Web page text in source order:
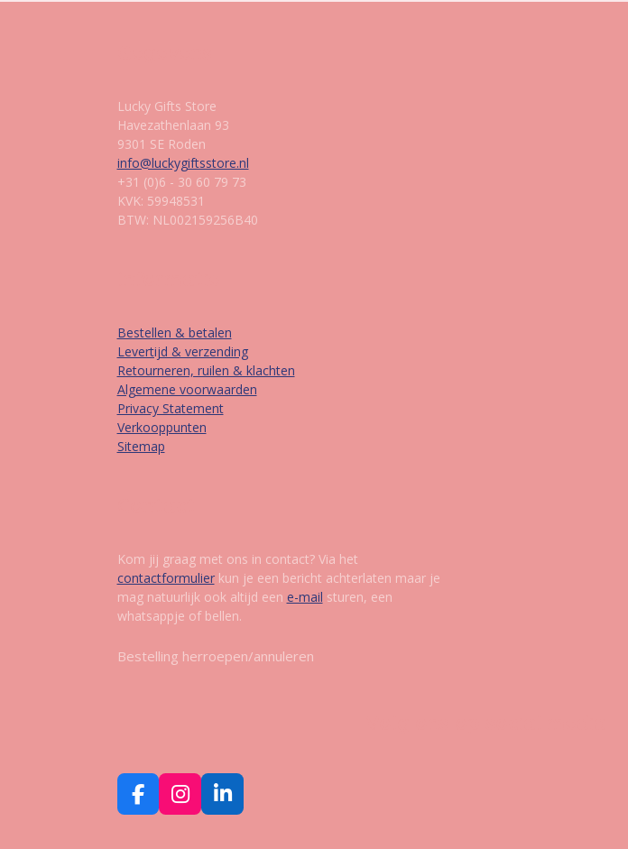
Lucky Gifts Store
Havezathenlaan 93
9301 SE Roden
info@luckygiftsstore.nl
+31 (0)6 - 30 60 79 73
KVK: 59948531
BTW: NL002159256B40
Bestellen & betalen
Levertijd & verzending
Retourneren, ruilen & klachten
Algemene voorwaarden
Privacy Statement
Verkooppunten
Sitemap
Kom jij graag met ons in contact? Via het
contactformulierkun je een bericht achterlaten maar je
mag natuurlijk ook altijd een e-mail sturen, een
whatsappje of bellen.
Bestelling herroepen/annuleren
F
a
I
n
L
i